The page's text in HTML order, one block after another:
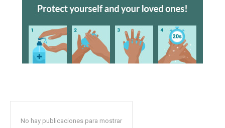
No hay publicaciones para mostrar